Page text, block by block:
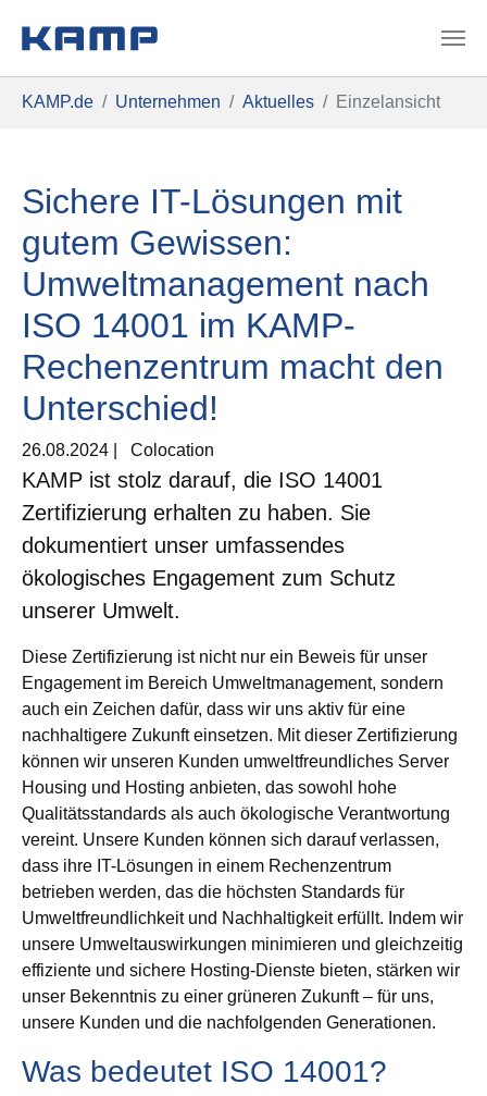
KAMP.de Unternehmen Aktuelles Einzelansicht
Sichere IT-Lösungen mit
gutem Gewissen:
Umweltmanagement nach
ISO 14001 im KAMP-
Rechenzentrum macht den
Unterschied!
26.08.2024 Colocation
KAMP ist stolz darauf, die ISO 14001
Zertifizierung erhalten zu haben. Sie
dokumentiert unser umfassendes
ökologisches Engagement zum Schutz
unserer Umwelt.
Diese Zertifizierung ist nicht nur ein Beweis für unser
Engagement im Bereich Umweltmanagement, sondern
auch ein Zeichen dafür, dass wir uns aktiv für eine
nachhaltigere Zukunft einsetzen. Mit dieser Zertifizierung
können wir unseren Kunden umweltfreundliches Server
Housing und Hosting anbieten, das sowohl hohe
Qualitätsstandards als auch ökologische Verantwortung
vereint. Unsere Kunden können sich darauf verlassen,
dass ihre IT-Lösungen in einem Rechenzentrum
betrieben werden, das die höchsten Standards für
Umweltfreundlichkeit und Nachhaltigkeit erfüllt. Indem wir
unsere Umweltauswirkungen minimieren und gleichzeitig
effiziente und sichere Hosting-Dienste bieten, stärken wir
unser Bekenntnis zu einer grüneren Zukunft – für uns,
unsere Kunden und die nachfolgenden Generationen.
Was bedeutet ISO 14001?